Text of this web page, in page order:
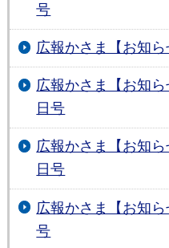
号
広報かさま【お知
広報かさま【お知
日号
広報かさま【お知
日号
広報かさま【お知
号